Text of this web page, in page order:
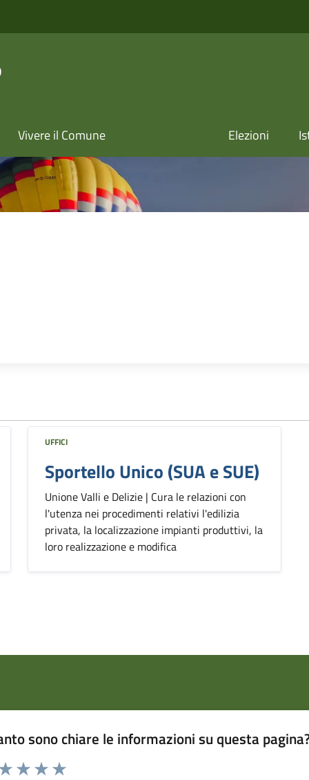
Vivere il Comune Elezioni
UFFICI
Sportello Unico (SUA e SUE)
Unione Valli e Delizie | Cura le relazioni con
l'utenza nei procedimenti relativi l'edilizia
privata, la localizzazione impianti produttivi, la
loro realizzazione e modifica
sono chiare le informazioni su questa
da 1 a 5 stelle la pagina